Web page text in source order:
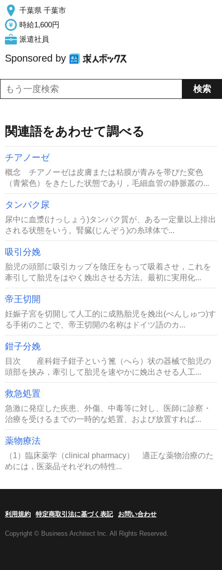
千葉県 千葉市
時給1,600円
派遣社員
Sponsored by
関連語をあわせて調べる
チアノーゼ
概念 チアノーゼは皮膚または粘膜が青みを帯びた変色
（青紫色）をきたした状態であり，毛細血管の静脈叢の...
タンパク尿
尿中に血漿(けっしょう)タンパク質が、ある一定量以上排出
される状態をいう。腎臓(じんぞう)の糸球体で...
吸引分娩
胎児の頭部に吸引カップを陰圧をもって吸着させ，これを
牽引して胎児をはやく娩出させる方法。最初に実用化...
帝王切開
妊娠子宮を切開して人工的に成熟胎児を娩出(べんしゅつ)す
る手術のことで、帝王切開の名称はドイツ語のカ...
鉗子分娩
目次 産科鉗子鉗子という篦（へら）状の器械で胎児の
頭部を挟み，牽引して胎児を速やかに娩出させる人工...
救急処置
急激に発症した疾患、外傷、中毒等に対し、医師に診察・
治療を受けるまでの一時的な処置、および放置すれば...
薬物療法
（1）臨床薬学（clinical pharmacy） 適正な薬物治療のた
めには，医薬品それぞれの特性...
利用規約 特定商取引法に基づく表記 お問い合わせ
Copyright © Business Architect Inc. All Rights Reserved.